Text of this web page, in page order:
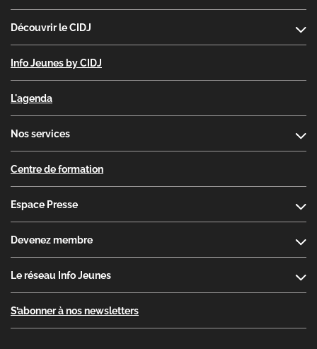
Découvrir le CIDJ
Info Jeunes by CIDJ
L'agenda
Nos services
Centre de formation
Espace Presse
Devenez membre
Le réseau Info Jeunes
S’abonner à nos newsletters